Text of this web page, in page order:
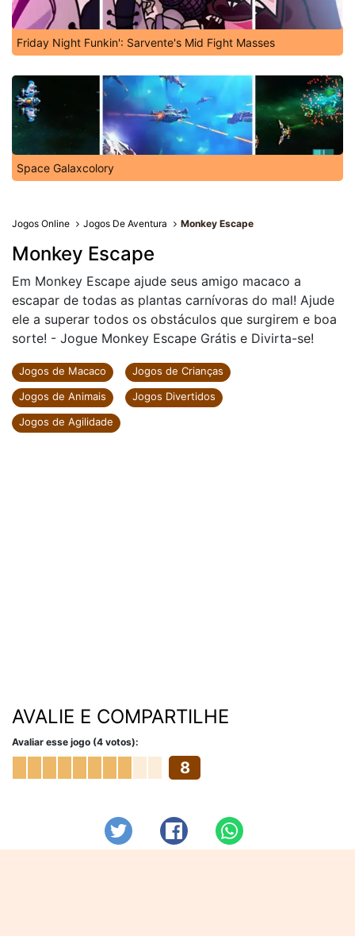
Friday Night Funkin': Sarvente's Mid Fight Masses
Space Galaxcolory
Jogos Online Jogos De Aventura Monkey Escape
Monkey Escape
Em Monkey Escape ajude seus amigo macaco a
escapar de todas as plantas carnívoras do mal! Ajude
ele a superar todos os obstáculos que surgirem e boa
sorte! - Jogue Monkey Escape Grátis e Divirta-se!
Jogos de Macaco
Jogos de Crianças
Jogos de Animais
Jogos Divertidos
Jogos de Agilidade
AVALIE E COMPARTILHE
Avaliar esse jogo (4 votos):
8